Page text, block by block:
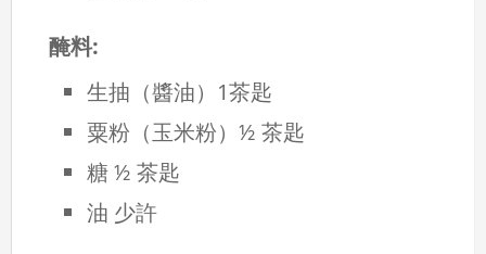
醃料:
生抽（醬油）1茶匙
粟粉（玉米粉）½ 茶匙
糖 ½ 茶匙
油 少許